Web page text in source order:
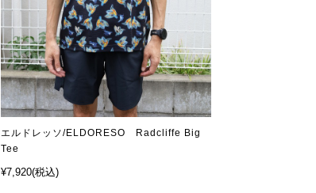
エルドレッソ/ELDORESO Radcliffe Big
Tee
¥7,920(税込)